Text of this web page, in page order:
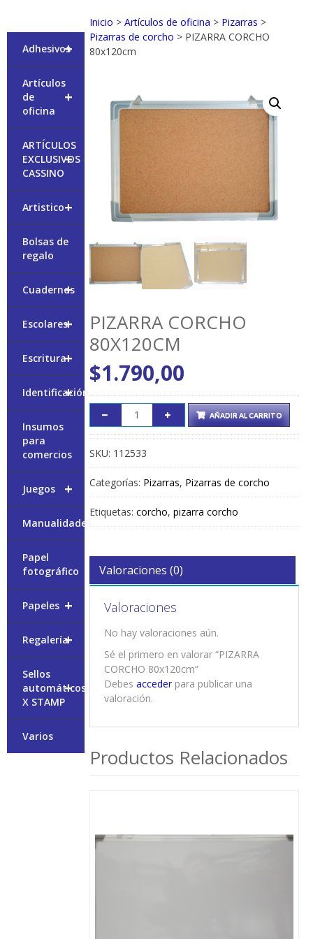
Inicio >Artículos de oficina > Pizarras >
Pizarras de corcho > PIZARRA CORCHO
80x120cm
PIZARRA CORCHO
80X120CM
$1.790,00
AÑADIR AL CARRITO
SKU: 112533
Categorías: Pizarras, Pizarras de corcho
Etiquetas:corcho,pizarra corcho
Valoraciones (0)
Valoraciones
No hay valoraciones aún.
Sé el primero en valorar “PIZARRA
CORCHO 80x120cm”
Debesaccederpara publicar una
valoración.
Productos Relacionados
+
Adhesivos
+
Artículos
de
oficina
+
ARTÍCULOS
EXCLUSIVOS
CASSINO
+
Artistico
Bolsas de
regalo
+
Cuadernos
+
Escolares
+
Escritura
+
Identificación
Insumos
para
comercios
+
Juegos
Manualidades
Papel
fotográfico
+
Papeles
+
Regalería
+
Sellos
automáticos
X STAMP
Varios